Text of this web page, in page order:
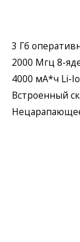
3 Гб
2000 Мгц 8-
4000 мА*ч Li-
Встроенный